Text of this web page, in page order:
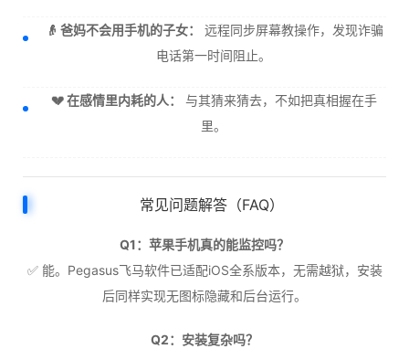
👴 爸妈不会用手机的子女：
远程同步屏幕教操作，发现诈骗
电话第一时间阻止。
💔 在感情里内耗的人：
与其猜来猜去，不如把真相握在手
里。
常见问题解答（FAQ）
Q1：苹果手机真的能监控吗？
✅ 能。Pegasus飞马软件已适配iOS全系版本，无需越狱，安装
后同样实现无图标隐藏和后台运行。
Q2：安装复杂吗？